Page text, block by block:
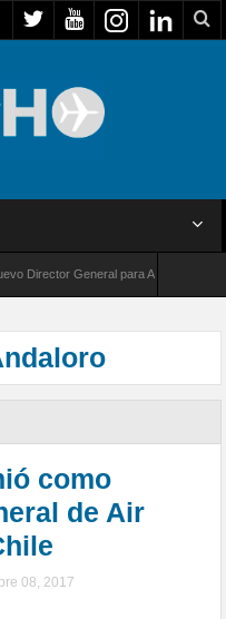
General para América Latina
como
de Air
08, 2017